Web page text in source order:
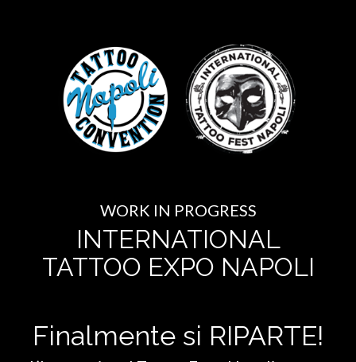
WORK IN PROGRESS
INTERNATIONAL
TATTOO EXPO NAPOLI
Finalmente si RIPARTE!